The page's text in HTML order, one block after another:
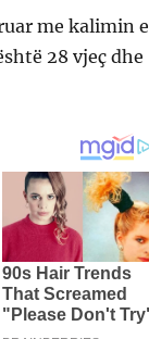
me kalimin e
28 vjeç dhe